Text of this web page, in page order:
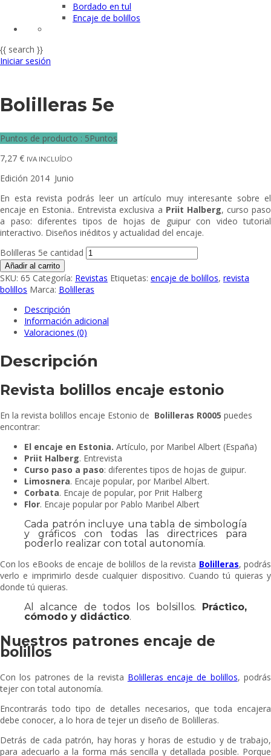
Bordado en tul
Encaje de bolillos
{{ search }}
Iniciar sesión
Bolilleras 5e
Puntos de producto : 5Puntos
7,27 € IVA INCLUÍDO
Edición 2014 Junio
En esta revista podrás leer un artículo muy interesante sobre el
encaje en Estonia.. Entrevista exclusiva a Priit Halberg, curso paso
a paso: diferentes tipos de hojas de guipur con video tutorial
interactivo. Diseños inéditos y actualidad del encaje.
Bolilleras 5e cantidad
Añadir al carrito
SKU: 65 Categoría: Revistas Etiquetas: encaje de bolillos, revista
bolillos Marca: Bolilleras
Descripción
Información adicional
Valoraciones (0)
Descripción
Revista bolillos encaje estonio
En la revista bolillos encaje Estonio de Bolilleras R0005 puedes
encontrar:
El encaje en Estonia. Artículo, por Maribel Albert (España)
Priit Halberg. Entrevista
Curso paso a paso: diferentes tipos de hojas de guipur.
Limosnera. Encaje popular, por Maribel Albert.
Corbata. Encaje de popular, por Priit Halberg
Flor. Encaje popular por Pablo Maribel Albert
Cada patrón incluye una tabla de simbología
y gráficos con todas las directrices para
poderlo realizar con total autonomía.
Con los eBooks de encaje de bolillos de la revista Bolilleras, podrás
verlo e imprimirlo desde cualquier dispositivo. Cuando tú quieras y
donde tú quieras.
Al alcance de todos los bolsillos. Práctico,
cómodo y didáctico.
Nuestros patrones encaje de
bolillos
Con los patrones de la revista Bolilleras encaje de bolillos, podrás
tejer con total autonomía.
Encontrarás todo tipo de detalles necesarios, que toda encajera
debe conocer, a lo hora de tejer un diseño de Bolilleras.
Detrás de cada patrón, hay horas y horas de estudio y de trabajo,
para adecuarlo a la forma más sencilla y detallada posible. Porque